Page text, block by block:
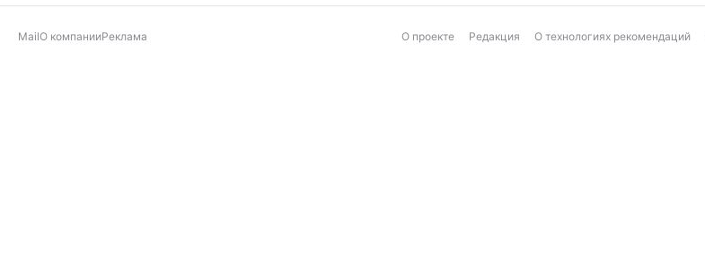
MailО компанииРеклама О проекте Редакция О технологиях рекомендаций